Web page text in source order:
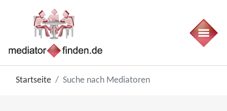
Startseite Suche nach Mediatoren